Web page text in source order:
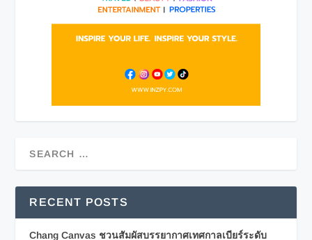
RECENT POSTS
Chang Canvas ชวนสัมผัสบรรยากาศเทศกาลเบียร์ระดับ